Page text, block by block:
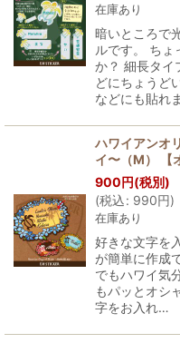
在庫あり
暗いところで
ルです。 ちょ
か？ 細長タイ
どにちょうど
などにも貼れ
ハワイアンオ
イ〜（M） 【
900円(税別)
(税込: 990円)
在庫あり
好きな文字を
が簡単に作成
でもハワイ気
もパッとオシ
字をお入れ…